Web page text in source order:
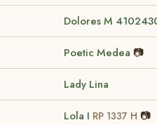
Dolores M
Poetic Medea 📷
Lady Lina
Lola I RP 1337 H 📷